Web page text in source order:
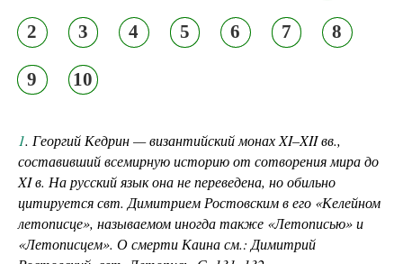
2 3 4 5 6 7 8
9 10
1. Георгий Кедрин — византийский монах XI–XII вв.,
составивший всемирную историю от сотворения мира до
XI в. На русский язык она не переведена, но обильно
цитируется свт. Димитрием Ростовским в его «Келейном
летописце», называемом иногда также «Летописью» и
«Летописцем». О смерти Каина см.: Димитрий